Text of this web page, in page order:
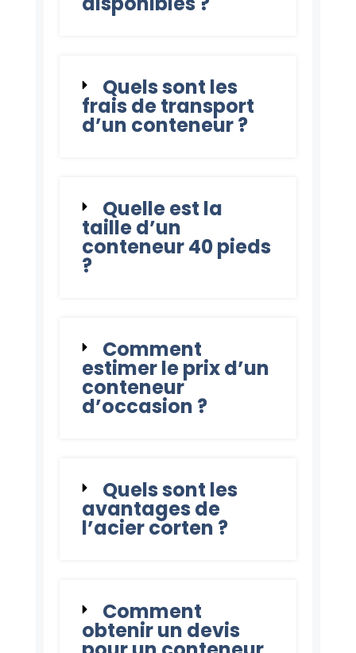
Quels sont les
frais de transport
d’un conteneur ?
Quelle est la
taille d’un
conteneur 40 pieds
?
Comment
estimer le prix d’un
conteneur
d’occasion ?
Quels sont les
avantages de
l’acier corten ?
Comment
obtenir un devis